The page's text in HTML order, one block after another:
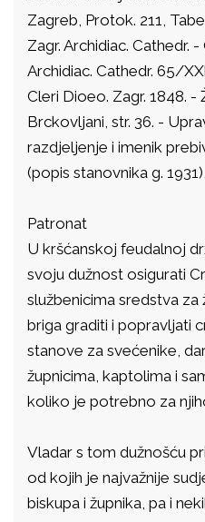
Zagreb, Protok. 211,
Zagr. Archidiac. Cathedr.
Archidiac. Cathedr. 65/
Cleri Dioeo. Zagr. 1848. -
Brckovljani, str. 36. -
razdjeljenje i imenik
(popis stanovnika g.
Patronat
U kršćanskoj feudalnoj
svoju dužnost osigurati
službenicima sredstva
briga graditi i popravljati
stanove za svećenike,
župnicima, kaptolima i
koliko je potrebno za
Vladar s tom dužnošću
od kojih je najvažnije
biskupa i župnika, pa i